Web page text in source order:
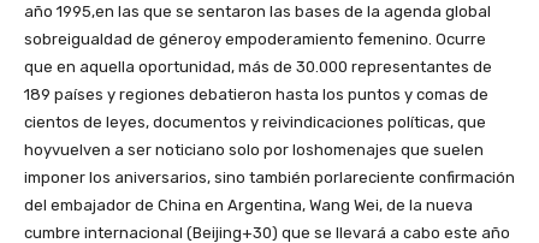
año 1995,en las que se sentaron las bases de la agenda global
sobreigualdad de géneroy empoderamiento femenino. Ocurre
que en aquella oportunidad, más de 30.000 representantes de
189 países y regiones debatieron hasta los puntos y comas de
cientos de leyes, documentos y reivindicaciones políticas, que
hoyvuelven a ser noticiano solo por loshomenajes que suelen
imponer los aniversarios, sino también porlareciente confirmación
del embajador de China en Argentina, Wang Wei, de la nueva
cumbre internacional (Beijing+30) que se llevará a cabo este año